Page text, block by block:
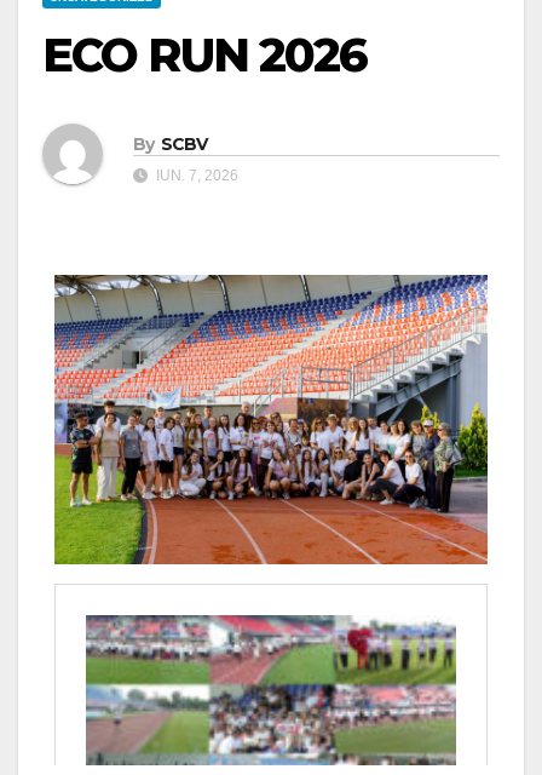
ECO RUN 2026
By SCBV
IUN. 7, 2026